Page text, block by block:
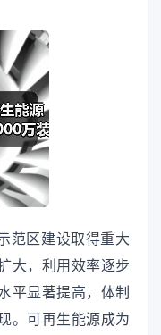
范区建设取得重大
大，利用效率逐步
平显著提高，体制
。可再生能源成为